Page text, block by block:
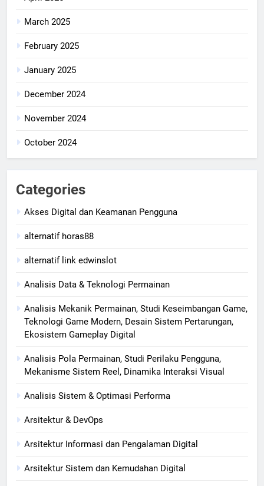
March 2025
February 2025
January 2025
December 2024
November 2024
October 2024
Categories
Akses Digital dan Keamanan Pengguna
alternatif horas88
alternatif link edwinslot
Analisis Data & Teknologi Permainan
Analisis Mekanik Permainan, Studi Keseimbangan Game,
Teknologi Game Modern, Desain Sistem Pertarungan,
Ekosistem Gameplay Digital
Analisis Pola Permainan, Studi Perilaku Pengguna,
Mekanisme Sistem Reel, Dinamika Interaksi Visual
Analisis Sistem & Optimasi Performa
Arsitektur & DevOps
Arsitektur Informasi dan Pengalaman Digital
Arsitektur Sistem dan Kemudahan Digital